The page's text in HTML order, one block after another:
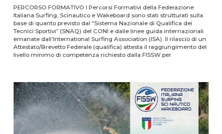
PERCORSO FORMATIVO I Percorsi Formativi della Federazione
Italiana Surfing, Scinautico e Wakeboard sono stati strutturati sulla
base di quanto previsto dal “Sistema Nazionale di Qualifica dei
Tecnici Sportivi” (SNAQ) del CONI e dalle linee guida internazionali
emanate dall’International Surfing Association (ISA). Il rilascio di un
Attestato/Brevetto Federale (qualifica) attesta il raggiungimento del
livello minimo di competenza richiesto dalla FISSW per